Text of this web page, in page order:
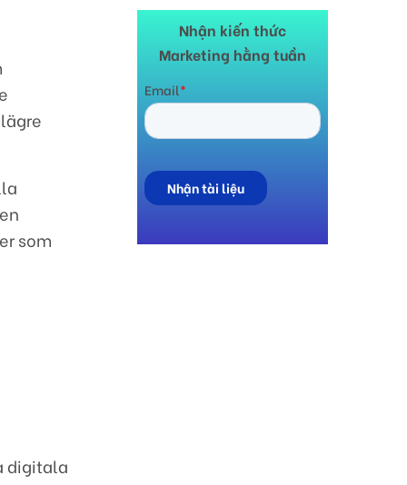
som
digitala
Nhận kiến thức
Marketing hằng tuần